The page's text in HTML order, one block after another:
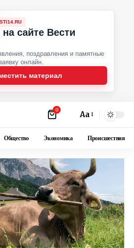
сайте Вести
поздравления и памятные
онлайн.
материал
0 Аа
Общество Экономика Происшествия